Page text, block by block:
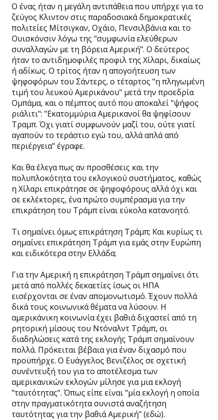
Ο ένας ήταν η μεγάλη αντιπάθεια που υπήρχε για το
ζεύγος Κλιντον στις παραδοσιακά δημοκρατικές
πολιτείες Μίτσιγκαν, Οχάιο, Πενσιλβάνια και το
Ουισκόνσιν λόγω της "συμφωνία ελεύθερων
συναλλαγών με τη βόρεια Αμερική". Ο δεύτερος
ήταν το αντιδημοφιλές προφιλ της Χίλαρι, δικαίως
ή αδίκως. Ο τρίτος ήταν η απογοήτευση των
ψηφοφόρων του Σάντερς, ο τέταρτος "η πληγωμένη
τιμή του λευκού Αμερικάνου" μετά την προεδρία
Ομπάμα, και ο πέμπτος αυτό που αποκαλεί "ψήφος
ριάλιτι": "Εκατομμύρια Αμερικανοί θα ψηφίσουν
Τραμπ. Όχι γιατί συμφωνούν μαζί του, ούτε γιατί
αγαπούν το τεράστιο εγώ του, αλλά απλά από
περιέργεια" έγραφε.
Και θα έλεγα πως αν προσθέσεις και την
πολυπλοκότητα του εκλογικού συστήματος, καθώς
η Χίλαρι επικράτησε σε ψηφοφόρους αλλά όχι και
σε εκλέκτορες, ένα πρώτο συμπέρασμα για την
επικράτηση του Τράμπ είναι εύκολα κατανοητό.
Τι σημαίνει όμως επικράτηση Τράμπ; Και κυρίως τι
σημαίνει επικράτηση Τράμπ για εμάς στην Ευρώπη
και ειδικότερα στην Ελλάδα;
Για την Αμερική η επικράτηση Τράμπ σημαίνει ότι
μετά από πολλές δεκαετίες ίσως οι ΗΠΑ
εισέρχονται σε έναν απομονωτισμό. Έχουν πολλά
δικά τους κοινωνικά θέματα να λύσουν. Η
αμερικάνικη κοινωνία έχει βαθιά διχαστεί από τη
ρητορική μίσους του Ντόναλντ Τράμπ, οι
διαδηλώσεις κατά της εκλογής Τράμπ σημαίνουν
πολλά. Πρόκειται βέβαια για έναν διχασμό που
προϋπήρχε. Ο Ευάγγελος Βενιζέλος σε σχετική
συνέντευξή του για το αποτέλεσμα των
αμερικανικών εκλογών μίλησε για μια εκλογή
"ταυτότητας". Όπως είπε είναι "μία εκλογή η οποία
στην πραγματικότητα συνιστά αναζήτηση
ταυτότητας για την βαθιά Αμερική" (εδώ).